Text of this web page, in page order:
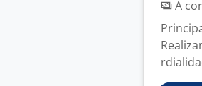
A